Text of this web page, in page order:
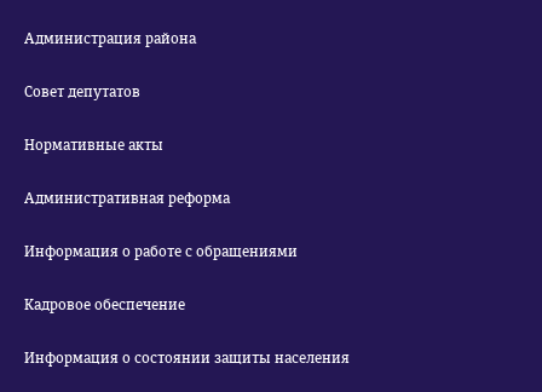
Администрация района
Совет депутатов
Нормативные акты
Административная реформа
Информация о работе с обращениями
Кадровое обеспечение
Информация о состоянии защиты населения